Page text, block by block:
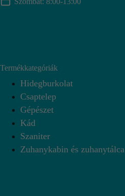
Termékkategóriák
Hidegburkolat
Csaptelep
Gépészet
Kád
Szaniter
Zuhanykabin és zuhanytálca